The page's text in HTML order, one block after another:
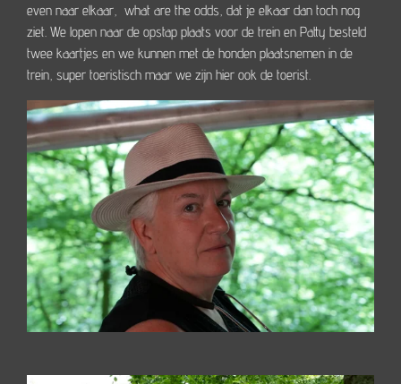
even naar elkaar, what are the odds, dat je elkaar dan toch nog
ziet. We lopen naar de opstap plaats voor de trein en Patty besteld
twee kaartjes en we kunnen met de honden plaatsnemen in de
trein, super toeristisch maar we zijn hier ook de toerist.